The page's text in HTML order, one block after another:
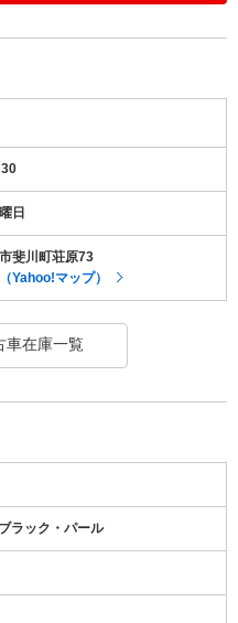
日
斐川町荘原73
Yahoo!マップ）
車在庫一覧
ラック・パール